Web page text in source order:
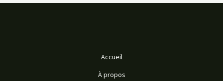
Accueil
À propos